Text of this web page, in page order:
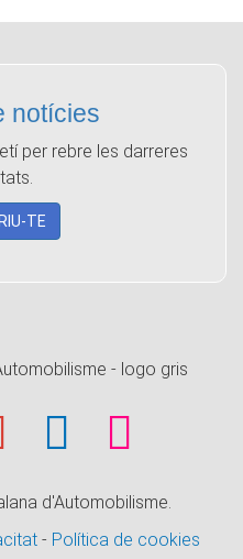
notícies
per rebre les darreres
TE
d'Automobilisme.
- Política de cookies